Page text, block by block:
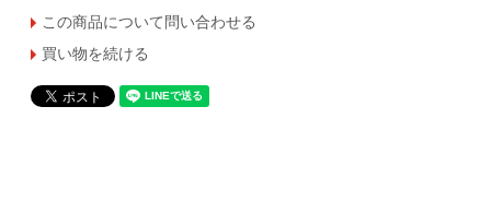
この商品について問い合わせる
買い物を続ける